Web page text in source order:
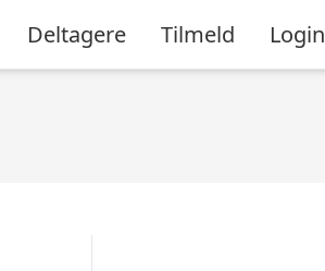
Deltagere Tilmeld Login